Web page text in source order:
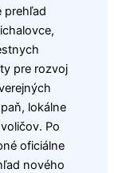
prehľad
pre rozvoj
lokálne
Po
oficiálne
nového